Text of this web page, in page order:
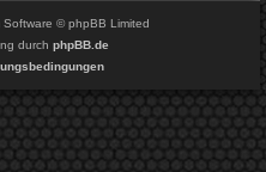
Software © phpBB Limited
durch phpBB.de